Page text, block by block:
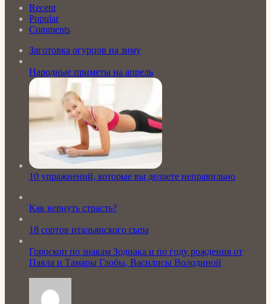
Recent
Popular
Comments
Заготовка огурцов на зиму
Народные приметы на апрель
10 упражнений, которые вы делаете неправильно
Как вернуть страсть?
18 сортов итальянского сыра
Гороскоп по знакам Зодиака и по году рождения от
Павла и Тамары Глобы, Василисы Володиной